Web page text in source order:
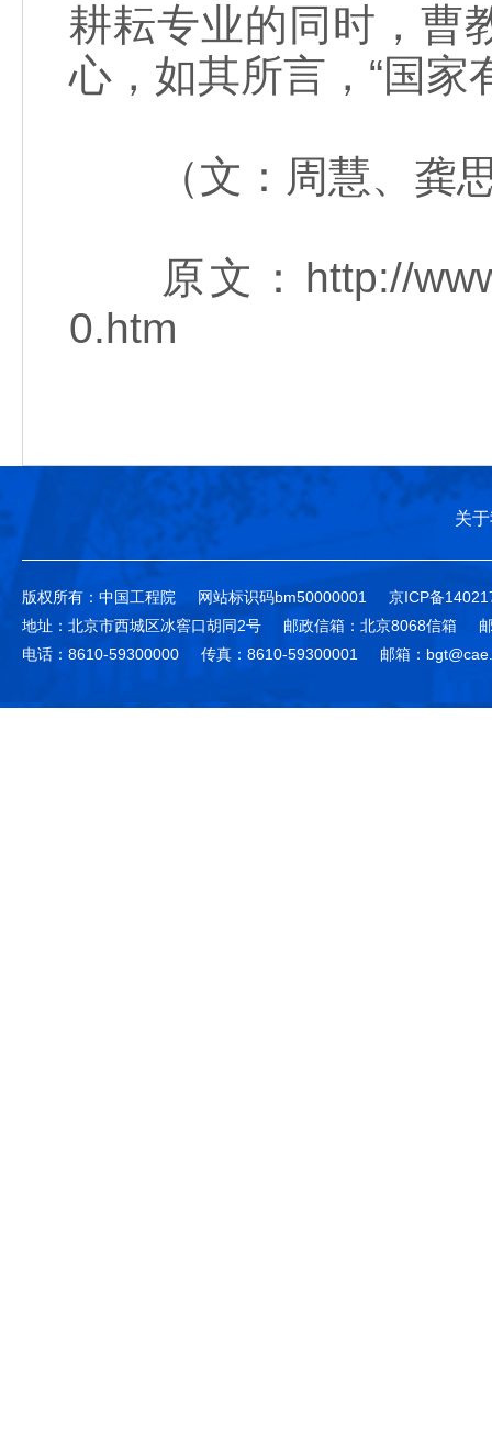
耕耘专业的同时，曹
心，如其所言，“国家
（文：周慧、龚思
原文：http://
0.htm
关
版权所有：中国工程院 网站标识码bm50000001
京ICP备
地址：北京市西城区冰窖口胡同2号
邮政信箱：北京8068信箱
电话：8610-59300000
传真：8610-59300001 邮箱：